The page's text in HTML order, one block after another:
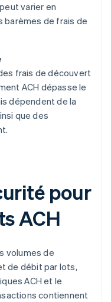
varier en
de frais de
frais de découvert
ACH dépasse le
dépendent de la
que des
pour
ACH
volumes de
de débit par lots,
ACH et le
contiennent